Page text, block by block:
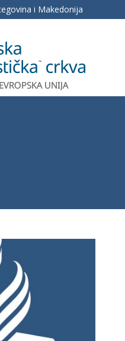
i Makedonija